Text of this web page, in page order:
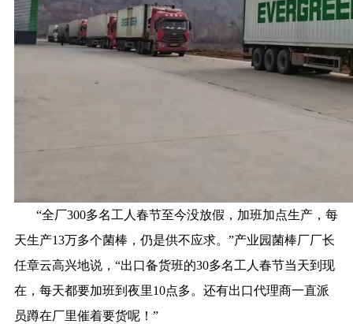
“全厂300多名工人春节至今没放假，加班加点生产，每
天生产13万多个菌棒，仍是供不应求。”产业园菌棒厂厂长
任章云高兴地说，“出口备货班的30多名工人春节当天到现
在，每天都要加班到夜里10点多。还有出口代理商一直派
员蹲在厂里催着要货呢！”